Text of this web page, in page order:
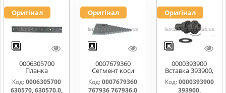
Оригінал
0006305700
Планка
направляюча
630570, 630570.0,
Код:0006305700
630570, 630570.0,
Оригінал
0007679360
Сегмент коси
767936 767936.0
767976.1
Код: 0007679360
767936 767936.0
Оригінал
0000393900
Вставка 393900,
0000393900
Код:0000393900
393900,